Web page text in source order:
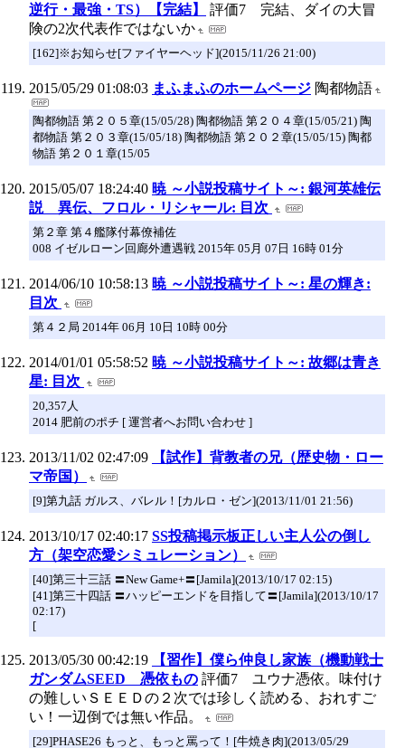
逆行・最強・TS）【完結】
評価7 完結、ダイの大冒
険の2次代表作ではないか
[162]※お知らせ[ファイヤーヘッド](2015/11/26 21:00)
2015/05/29 01:08:03 まふまふのホームページ 陶都物語
陶都物語 第２０５章(15/05/28) 陶都物語 第２０４章(15/05/21) 陶
都物語 第２０３章(15/05/18) 陶都物語 第２０２章(15/05/15) 陶都
物語 第２０１章(15/05
2015/05/07 18:24:40 暁 ～小説投稿サイト～: 銀河英雄伝
説 異伝、フロル・リシャール: 目次
第２章 第４艦隊付幕僚補佐
008 イゼルローン回廊外遭遇戦 2015年 05月 07日 16時 01分
2014/06/10 10:58:13 暁 ～小説投稿サイト～: 星の輝き:
目次
第４２局 2014年 06月 10日 10時 00分
2014/01/01 05:58:52 暁 ～小説投稿サイト～: 故郷は青き
星: 目次
20,357人
2014 肥前のポチ [ 運営者へお問い合わせ ]
2013/11/02 02:47:09
【試作】背教者の兄（歴史物・ロー
マ帝国）
[9]第九話 ガルス、バレル！[カルロ・ゼン](2013/11/01 21:56)
2013/10/17 02:40:17 SS投稿掲示板正しい主人公の倒し
方（架空恋愛シミュレーション）
[40]第三十三話 〓New Game+〓[Jamila](2013/10/17 02:15)
[41]第三十四話 〓ハッピーエンドを目指して〓[Jamila](2013/10/17
02:17)
[
2013/05/30 00:42:19
【習作】僕ら仲良し家族（機動戦士
ガンダムSEED 憑依もの 評価7 ユウナ憑依。味付け
の難しいＳＥＥＤの２次では珍しく読める、おれすご
い！一辺倒では無い作品。
[29]PHASE26 もっと、もっと罵って！[牛焼き肉](2013/05/29